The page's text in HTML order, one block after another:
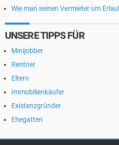
Wie man seinen Vermieter um
UNSERE TIPPS FÜR
Minijobber
Rentner
Eltern
Immobilienkäufer
Existenzgründer
Ehegatten